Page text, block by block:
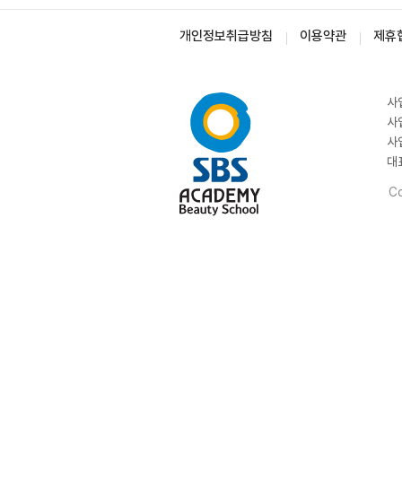
개인정보취급방침 이용약관 제휴
사
사
사
대